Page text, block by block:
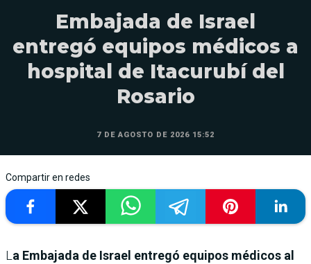
Embajada de Israel
entregó equipos médicos a
hospital de Itacurubí del
Rosario
7 DE AGOSTO DE 2026 15:52
Compartir en redes
L a Embajada de Israel entregó equipos médicos al